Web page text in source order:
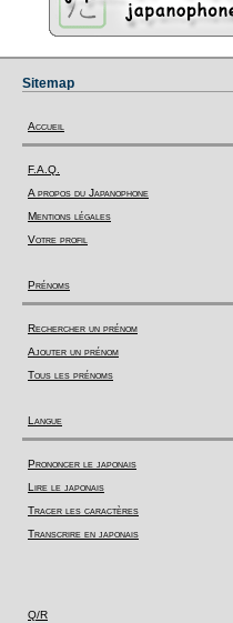
Sitemap
Accueil
F.A.Q.
A propos du Japanophone
Mentions légales
Votre profil
Prénoms
Rechercher un prénom
Ajouter un prénom
Tous les prénoms
Langue
Prononcer le japonais
Lire le japonais
Tracer les caractères
Transcrire en japonais
Q/R